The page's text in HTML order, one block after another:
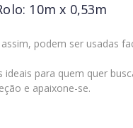
10m x 0,53m
podem ser usadas
para quem quer
e apaixone-se.